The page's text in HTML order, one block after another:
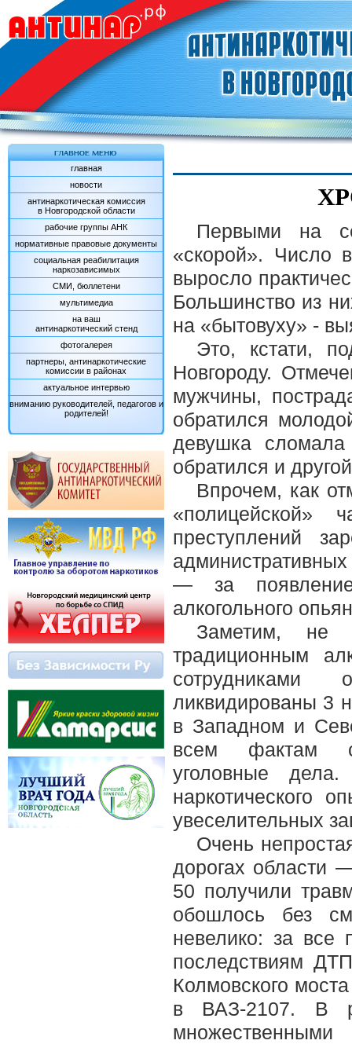
главная
новости
антинаркотическая комиссия
в Новгородской области
рабочие группы АНК
нормативные правовые документы
социальная реабилитация
наркозависимых
СМИ, бюллетени
мультимедиа
на ваш
антинаркотический стенд
фотогалерея
партнеры, антинаркотические
комиссии в районах
актуальное интервью
вниманию руководителей, педагогов и
родителей!
Первыми на
«скорой». Число
выросло
Большинство из
на «бытовуху» -
Это, кстати,
Новгороду.
мужчины,
обратился
девушка
обратился и
Впрочем, как
«полицейской»
преступлений
— за
алкогольного
Заметим, не
традиционным
сотрудниками
ликвидированы 3
в Западном и
всем фактам
уголовные
наркотического
увеселительных
Очень
дорогах области
50 получили
обошлось без
невелико: за
последствиям
Колмовского
в ВАЗ-2107. В